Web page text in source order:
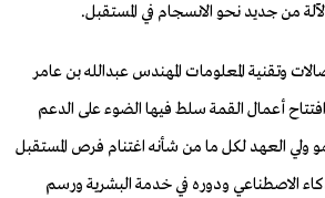
من جديد نحو الانسجام في المستقبل.
وتقنية المعلومات المهندس عبدالله بن عامر
أعمال القمة سلط فيها الضوء على الدعم
ولي العهد لكل ما من شأنه اغتنام فرص المستقبل
الاصطناعي ودوره في خدمة البشرية ورسم